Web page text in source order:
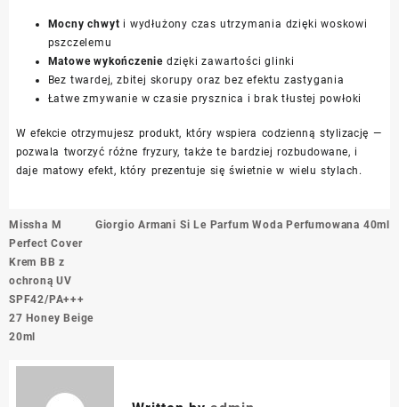
Mocny chwyt i wydłużony czas utrzymania dzięki woskowi
pszczelemu
Matowe wykończeniedzięki zawartości glinki
Bez twardej, zbitej skorupy oraz bez efektu zastygania
Łatwe zmywanie w czasie prysznica i brak tłustej powłoki
W efekcie otrzymujesz produkt, który wspiera codzienną stylizację —
pozwala tworzyć różne fryzury, także te bardziej rozbudowane, i
daje matowy efekt, który prezentuje się świetnie w wielu stylach.
Nawigacja
wpisu
Missha M
Perfect Cover
Krem BB z
ochroną UV
SPF42/PA+++
27 Honey Beige
20ml
Giorgio Armani Si Le Parfum Woda Perfumowana 40ml